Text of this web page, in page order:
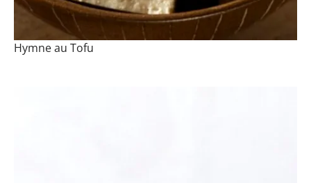
Hymne au Tofu